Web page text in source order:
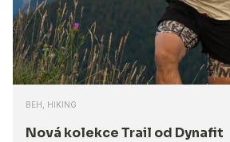
BEH, HIKING
Nová kolekce Trail od Dynafit